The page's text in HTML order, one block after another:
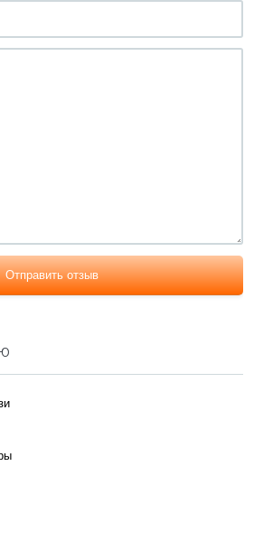
Отправить отзыв